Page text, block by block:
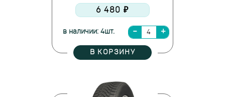
6 480 ₽
в наличии: 4шт.
В КОРЗИНУ